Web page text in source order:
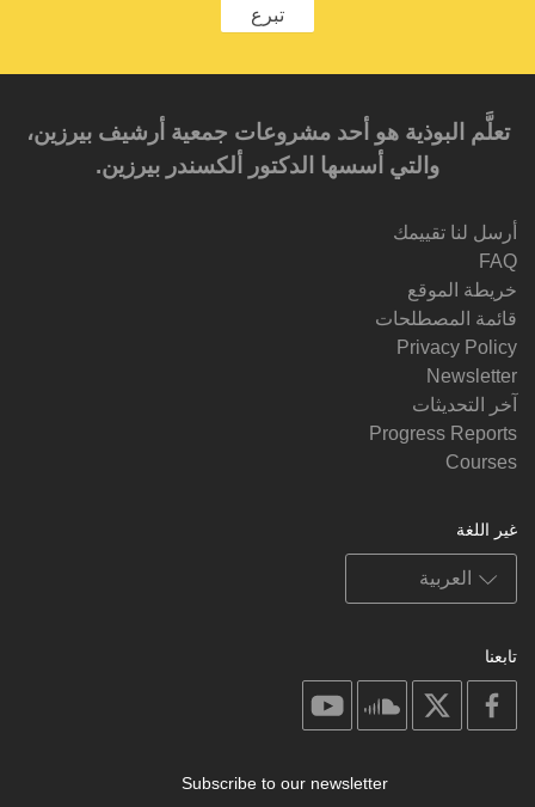
تبرع
تعلَّم البوذية هو أحد مشروعات جمعية أرشيف بيرزين،
والتي أسسها الدكتور ألكسندر بيرزين.‎‎
أرسل لنا تقييمك
FAQ
خريطة الموقع
قائمة المصطلحات
Privacy Policy
Newsletter
آخر التحديثات
Progress Reports
Courses
غير اللغة
تابعنا
facebook
soundcloud
Subscribe to our newsletter